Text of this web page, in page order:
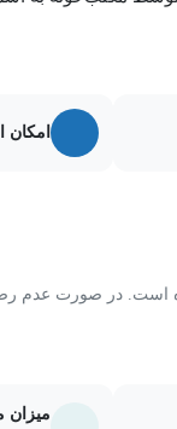
امکان
در صورت عدم
میزان